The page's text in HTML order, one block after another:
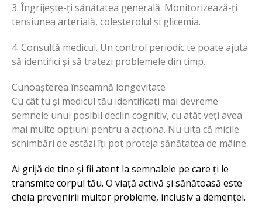
3. Îngrijește-ți sănătatea generală. Monitorizează-ți
tensiunea arterială, colesterolul și glicemia.
4. Consultă medicul. Un control periodic te poate ajuta
să identifici și să tratezi problemele din timp.
Cunoașterea înseamnă longevitate
Cu cât tu și medicul tău identificați mai devreme
semnele unui posibil declin cognitiv, cu atât veți avea
mai multe opțiuni pentru a acționa. Nu uita că micile
schimbări de astăzi îți pot proteja sănătatea de mâine.
Ai grijă de tine și fii atent la semnalele pe care ți le
transmite corpul tău. O viață activă și sănătoasă este
cheia prevenirii multor probleme, inclusiv a demenței.